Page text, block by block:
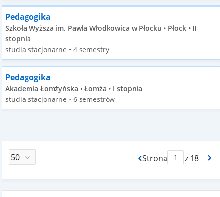
Pedagogika
Szkoła Wyższa im. Pawła Włodkowica w Płocku • Płock • II
stopnia
studia stacjonarne • 4 semestry
Pedagogika
Akademia Łomżyńska • Łomża • I stopnia
studia stacjonarne • 6 semestrów
Strona
Max Stronaz 18